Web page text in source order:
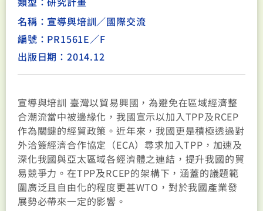
名稱：宣導與培訓／國際交流
編號：PR1561E／F
出版日期：2014.12
宣導與培訓 臺灣以貿易興國，為避免在區域經濟整
合潮流當中被邊緣化，我國宣示以加入TPP及RCEP
作為關鍵的經貿政策。近年來，我國更是積極透過對
外洽簽經濟合作協定（ECA）尋求加入TPP，加速及
深化我國與亞太區域各經濟體之連結，提升我國的貿
易競爭力。在TPP及RCEP的架構下，涵蓋的議題範
圍廣泛且自由化的程度更甚WTO，對於我國產業發
展勢必帶來一定的影響。